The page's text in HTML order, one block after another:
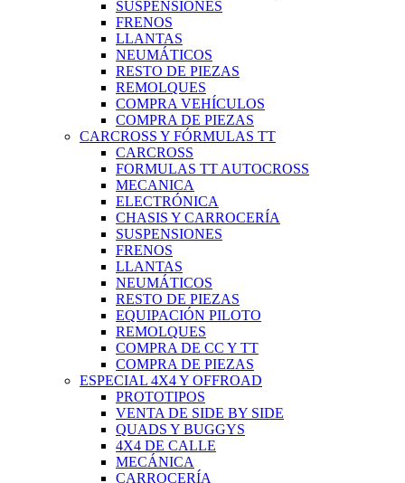
SUSPENSIONES
FRENOS
LLANTAS
NEUMÁTICOS
RESTO DE PIEZAS
REMOLQUES
COMPRA VEHÍCULOS
COMPRA DE PIEZAS
CARCROSS Y FÓRMULAS TT
CARCROSS
FORMULAS TT AUTOCROSS
MECANICA
ELECTRÓNICA
CHASIS Y CARROCERÍA
SUSPENSIONES
FRENOS
LLANTAS
NEUMÁTICOS
RESTO DE PIEZAS
EQUIPACIÓN PILOTO
REMOLQUES
COMPRA DE CC Y TT
COMPRA DE PIEZAS
ESPECIAL 4X4 Y OFFROAD
PROTOTIPOS
VENTA DE SIDE BY SIDE
QUADS Y BUGGYS
4X4 DE CALLE
MECÁNICA
CARROCERÍA